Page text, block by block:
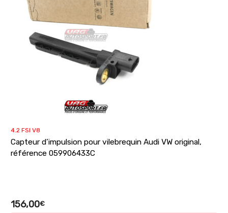
4.2 FSI V8
Capteur d’impulsion pour vilebrequin Audi VW original,
référence 059906433C
156,00€